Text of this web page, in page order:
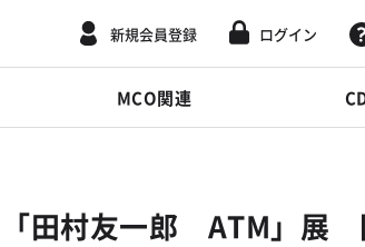
新規会員登録 ログイン
MCO関連
「田村友一郎 ATM」展